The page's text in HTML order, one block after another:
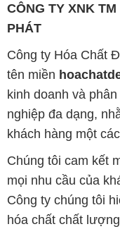
kinh doanh và
nghiệp đa dạng,
khách hàng một
Chúng tôi cam kết
mọi nhu cầu của
Công ty chúng tôi
hóa chất chất
đảm bảo sự thành
Uy tín là một trong
trong hoạt động
luôn ý thức rằng